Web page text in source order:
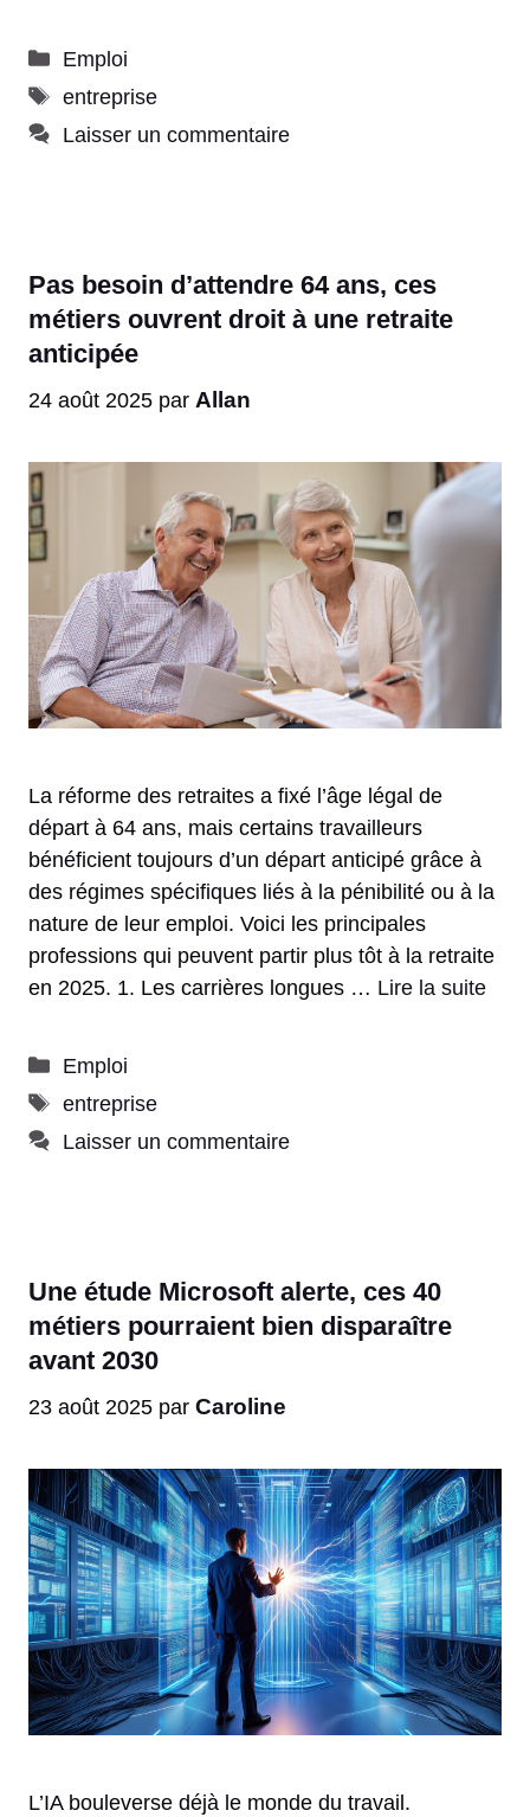
Catégories
Emploi
Étiquettes
entreprise
Laisser un commentaire
Pas besoin d’attendre 64 ans, ces
métiers ouvrent droit à une retraite
anticipée
24 août 2025 par Allan
La réforme des retraites a fixé l’âge légal de
départ à 64 ans, mais certains travailleurs
bénéficient toujours d’un départ anticipé grâce à
des régimes spécifiques liés à la pénibilité ou à la
nature de leur emploi. Voici les principales
professions qui peuvent partir plus tôt à la retraite
en 2025. 1. Les carrières longues … Lire la suite
Catégories
Emploi
Étiquettes
entreprise
Laisser un commentaire
Une étude Microsoft alerte, ces 40
métiers pourraient bien disparaître
avant 2030
23 août 2025 par Caroline
L’IA bouleverse déjà le monde du travail.